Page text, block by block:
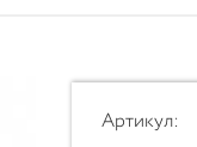
Артикул: